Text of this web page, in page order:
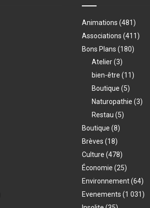
Animations (481)
Associations (411)
Bons Plans (180)
Atelier(3)
bien-être (11)
Boutique (5)
Naturopathie (3)
Restau (5)
Boutique (8)
Brèves (18)
Culture (478)
Économie (25)
Environnement(64)
Evenements (1 031)